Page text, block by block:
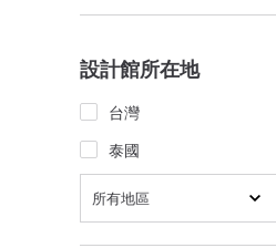
設計館所在地
台灣
泰國
所有地區